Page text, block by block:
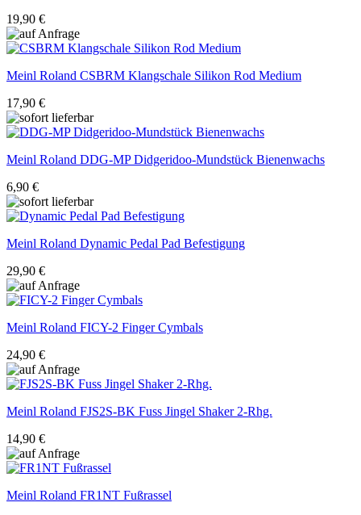
19,90 €
Meinl Roland CSBRM Klangschale Silikon Rod Medium
17,90 €
Meinl Roland DDG-MP Didgeridoo-Mundstück Bienenwachs
6,90 €
Meinl Roland Dynamic Pedal Pad Befestigung
29,90 €
Meinl Roland FICY-2 Finger Cymbals
24,90 €
Meinl Roland FJS2S-BK Fuss Jingel Shaker 2-Rhg.
14,90 €
Meinl Roland FR1NT Fußrassel